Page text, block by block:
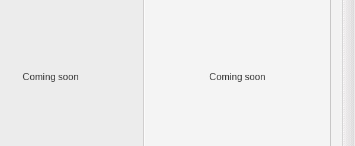
Coming soon Coming soon